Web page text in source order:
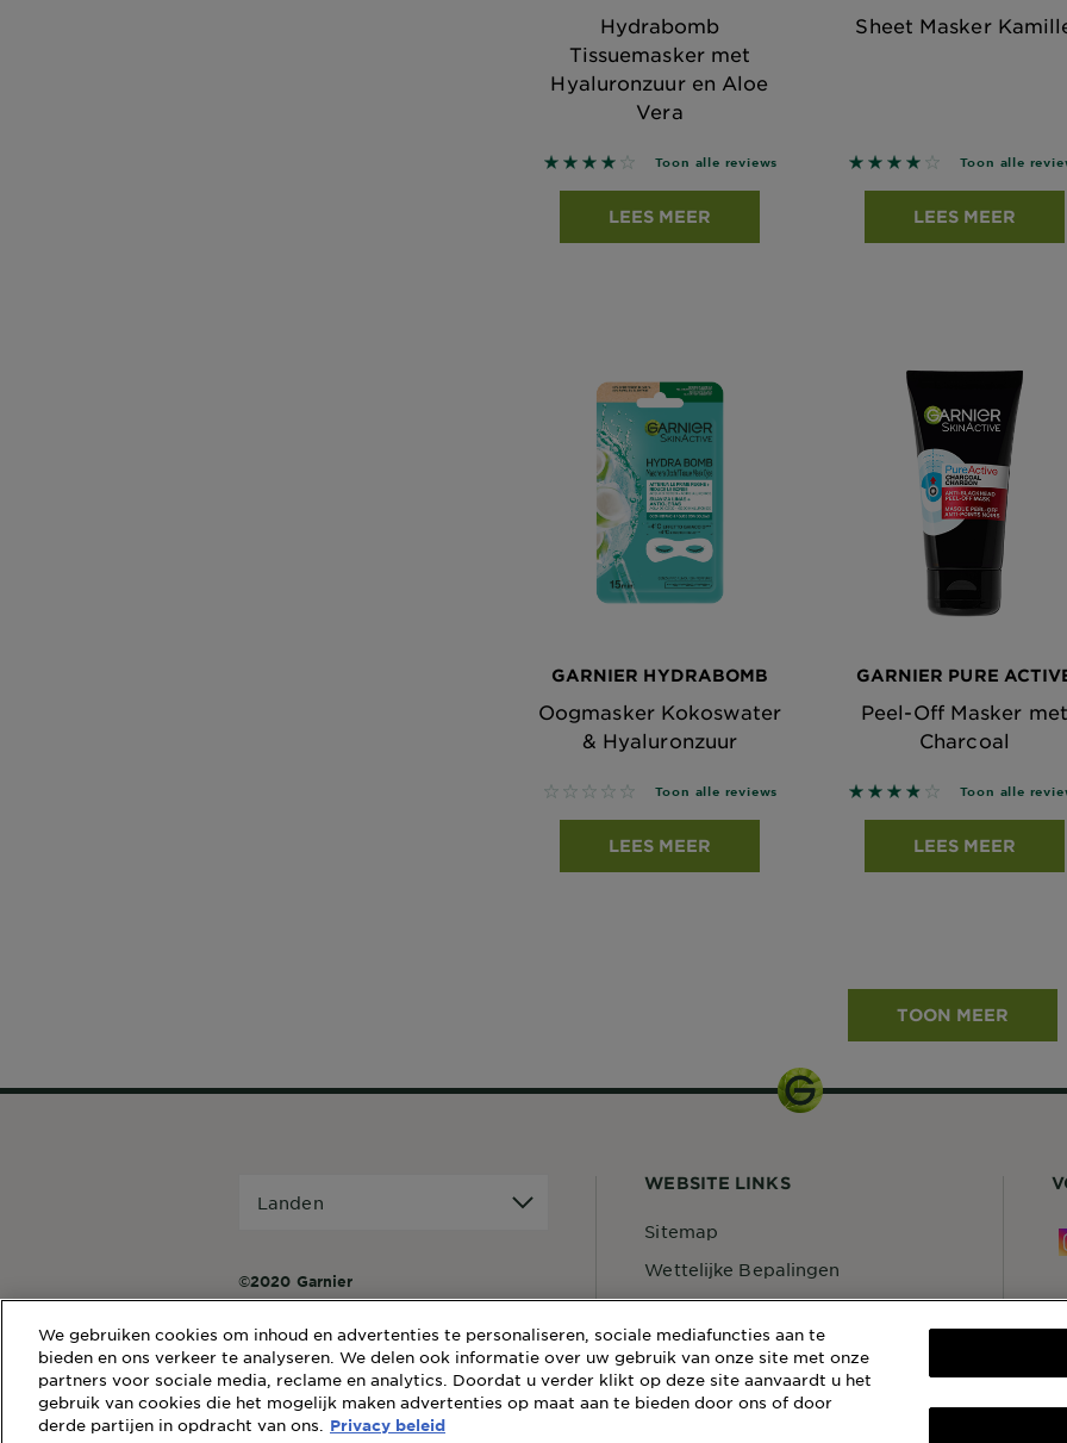
Hydrabomb
Tissuemasker met
Hyaluronzuur en Aloe
Vera
4 out of 5 stars based on reviews
Toon alle reviews
LEES MEER
Sheet Masker
4 out of 5 stars based
Toon alle
LEES MEER
GARNIER HYDRABOMB
Oogmasker Kokoswater
& Hyaluronzuur
No reviews Toon alle reviews
LEES MEER
GARNIER PURE
Peel-Off Masker met
Charcoal
3.8333 out of 5 stars
Toon alle
LEES MEER
TOON MEER
Landen
©2020 Garnier
WEBSITE LINKS
Sitemap
Wettelijke Bepalingen
Privacybeleid
Cookiebeleid
Algemene Voorwaarden Reviews
en Recensies
We gebruiken cookies om inhoud en advertenties te personaliseren, sociale mediafuncties aan te
bieden en ons verkeer te analyseren. We delen ook informatie over uw gebruik van onze site met onze
partners voor sociale media, reclame en analytics. Doordat u verder klikt op deze site aanvaardt u het
gebruik van cookies die het mogelijk maken advertenties op maat aan te bieden door ons of door
derde partijen in opdracht van ons.
Privacy beleid